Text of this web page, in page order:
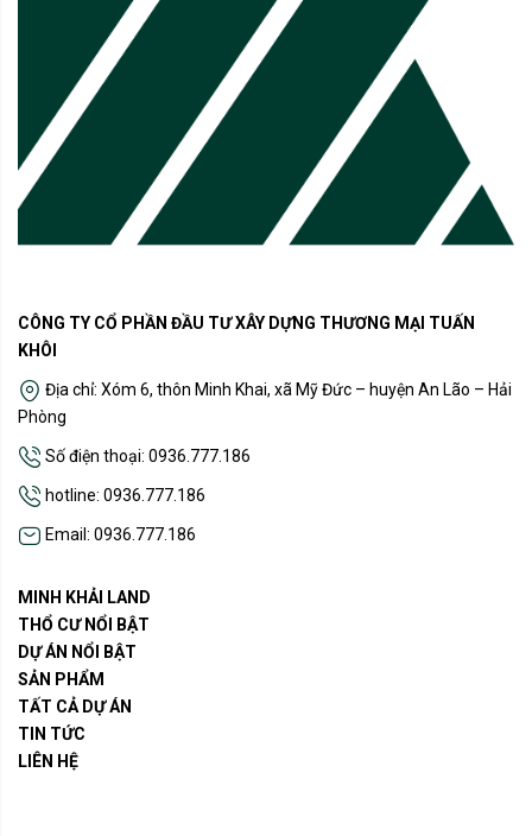
CÔNG TY CỔ PHẦN ĐẦU TƯ XÂY DỰNG THƯƠNG MẠI TUẤN
KHÔI
Địa chỉ: Xóm 6, thôn Minh Khai, xã Mỹ Đức – huyện An Lão – Hải
Phòng
Số điện thoại: 0936.777.186
hotline: 0936.777.186
Email: 0936.777.186
MINH KHẢI LAND
THỔ CƯ NỔI BẬT
DỰ ÁN NỔI BẬT
SẢN PHẨM
TẤT CẢ DỰ ÁN
TIN TỨC
LIÊN HỆ